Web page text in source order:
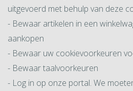
uitgevoerd met behulp van deze
- Bewaar artikelen in een
aankopen
- Bewaar uw cookievoorkeuren
- Bewaar taalvoorkeuren
- Log in op onze portal. We